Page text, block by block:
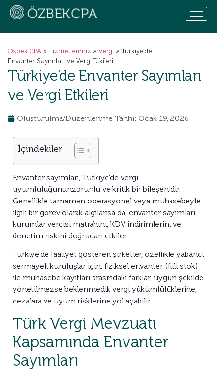
Ozbek CPA » Hizmetlerimiz » Vergi » Türkiye’de
Envanter Sayımları ve Vergi Etkileri
Türkiye’de Envanter Sayımları
ve Vergi Etkileri
Oluşturulma/Düzenlenme Tarihi: Ocak 19, 2026
İçindekiler
Envanter sayımları, Türkiye’de vergi
uyumluluğununzorunlu ve kritik bir bileşenidir.
Genellikle tamamen operasyonel veya muhasebeyle
ilgili bir görev olarak algılansa da, envanter sayımları
kurumlar vergisi matrahını, KDV indirimlerini ve
denetim riskini doğrudan etkiler.
Türkiye’de faaliyet gösteren şirketler, özellikle yabancı
sermayeli kuruluşlar için, fiziksel envanter (fiili stok)
ile muhasebe kayıtları arasındaki farklar, uygun şekilde
yönetilmezse beklenmedik vergi yükümlülüklerine,
cezalara ve uyum risklerine yol açabilir.
Türk Vergi Mevzuatı
Kapsamında Envanter
Sayımları